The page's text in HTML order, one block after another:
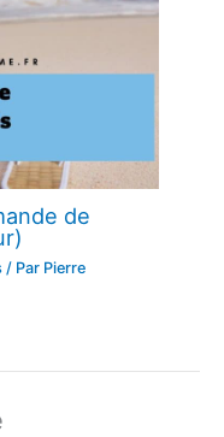
de
/ Par Pierre